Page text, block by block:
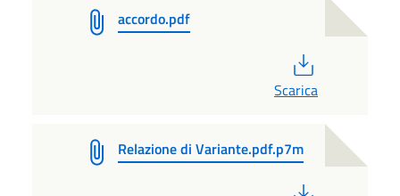
accordo.pdf
Scarica
Relazione di Variante.pdf.p7m